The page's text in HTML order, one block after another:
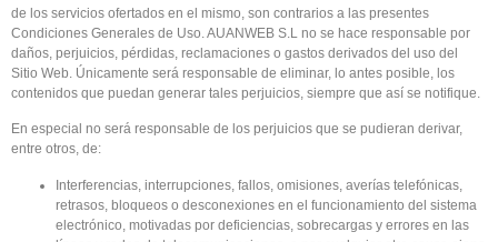
de los servicios ofertados en el mismo, son contrarios a las presentes
Condiciones Generales de Uso. AUANWEB S.L no se hace responsable por
daños, perjuicios, pérdidas, reclamaciones o gastos derivados del uso del
Sitio Web. Únicamente será responsable de eliminar, lo antes posible, los
contenidos que puedan generar tales perjuicios, siempre que así se notifique.
En especial no será responsable de los perjuicios que se pudieran derivar,
entre otros, de:
Interferencias, interrupciones, fallos, omisiones, averías telefónicas,
retrasos, bloqueos o desconexiones en el funcionamiento del sistema
electrónico, motivadas por deficiencias, sobrecargas y errores en las